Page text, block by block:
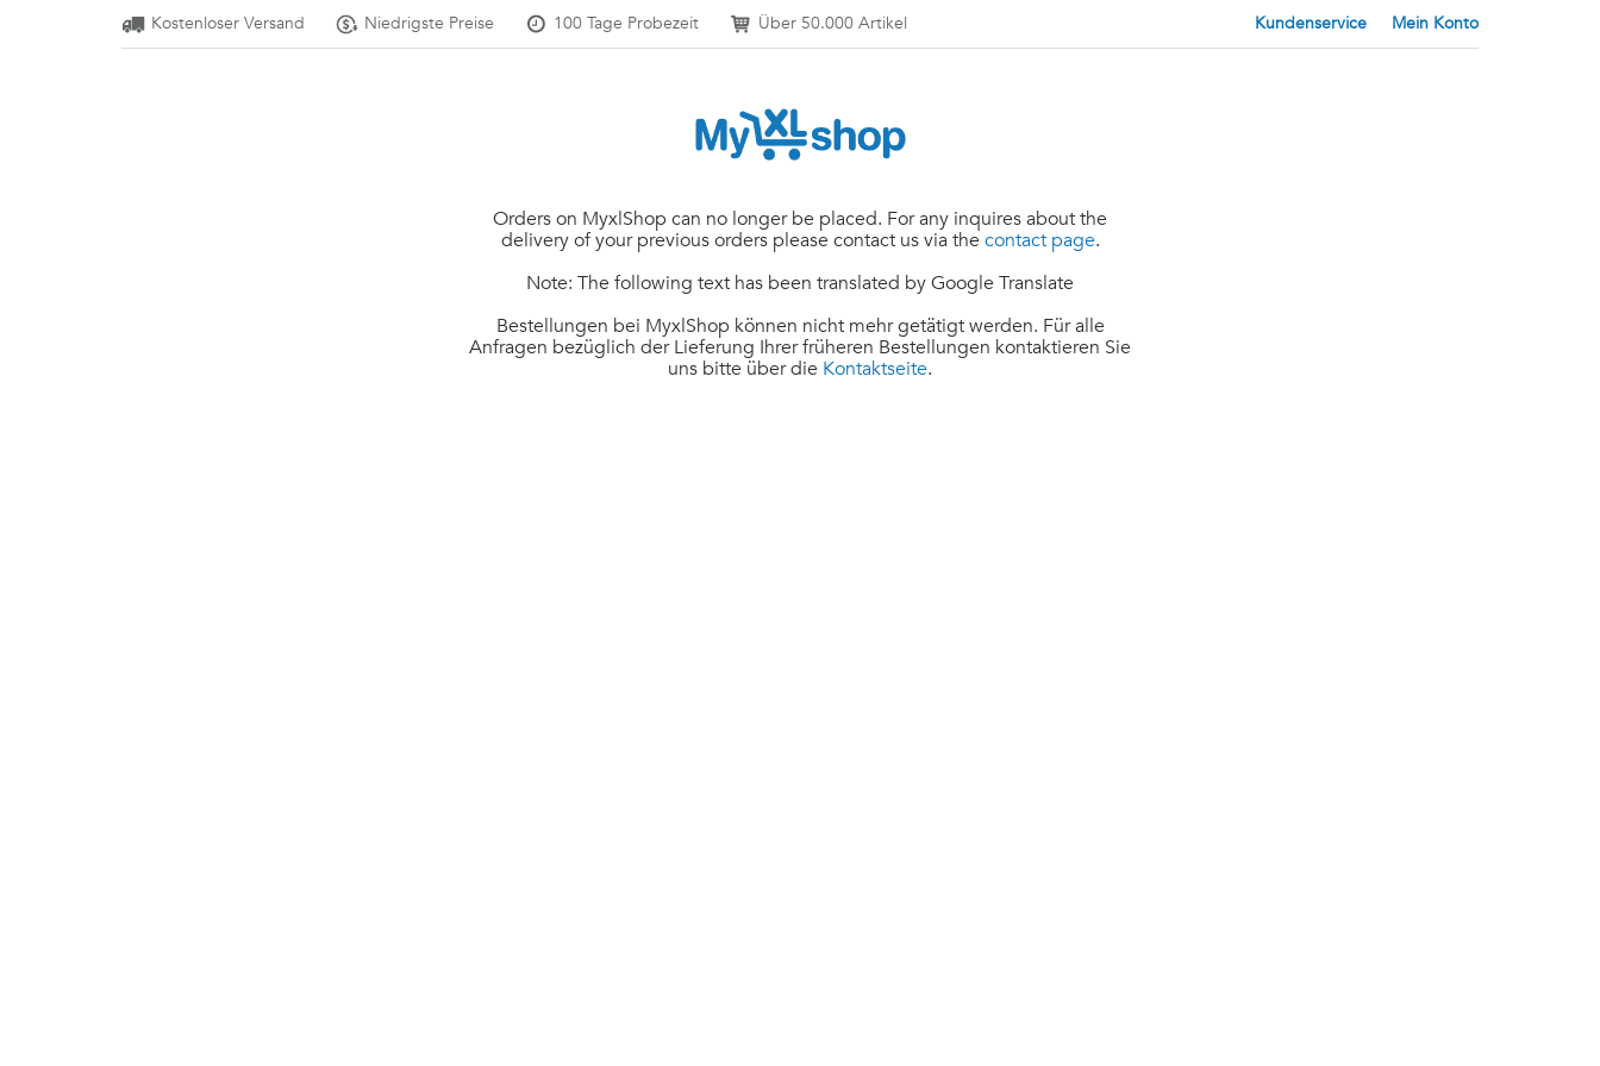
Kostenloser Versand Niedrigste Preise 100 Tage Probezeit Über 50.000 Artikel Kundenservice Mein Konto
Orders on MyxlShop can no longer be placed. For any inquires about the
delivery of your previous orders please contact us via the contact page.
Note: The following text has been translated by Google Translate
Bestellungen bei MyxlShop können nicht mehr getätigt werden. Für alle
Anfragen bezüglich der Lieferung Ihrer früheren Bestellungen kontaktieren Sie
uns bitte über die Kontaktseite.